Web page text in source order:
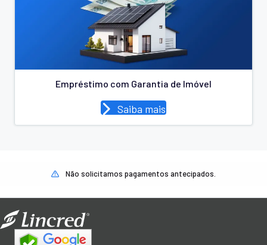
Empréstimo com Garantia de Imóvel
Saiba mais
Não solicitamos pagamentos antecipados.